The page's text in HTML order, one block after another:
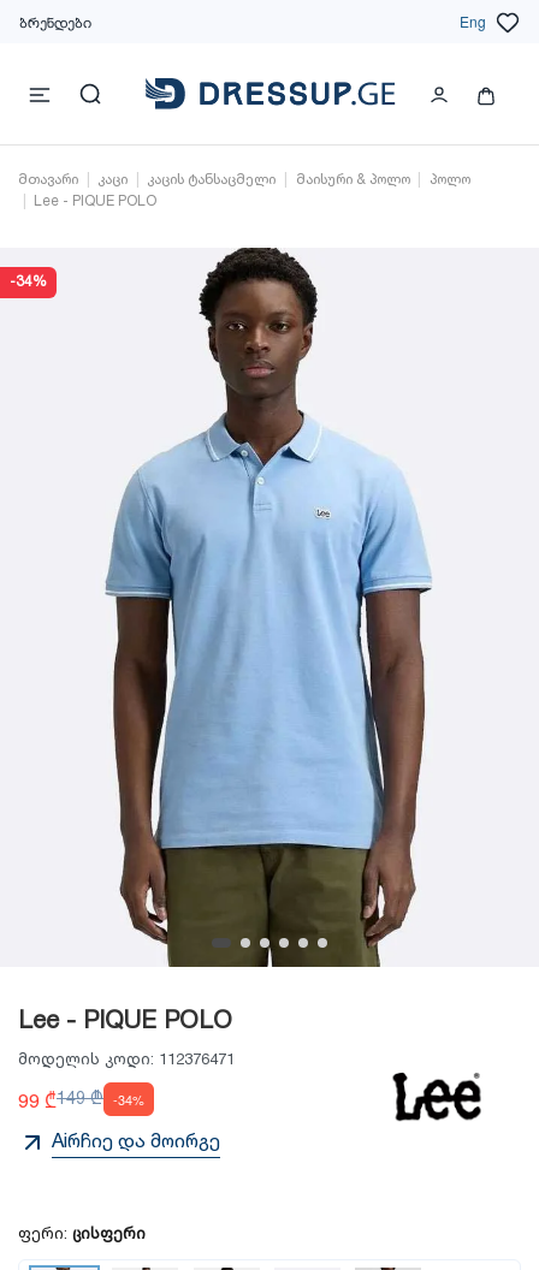
ბრენდები Eng
მთავარი კაცი კაცის ტანსაცმელი მაისური & პოლო
პოლო
Lee - PIQUE POLO
-34%
Lee - PIQUE POLO
მოდელის კოდი: 112376471
99 ₾149 ₾ -34%
Aiრჩიე და მოირგე
ფერი: ცისფერი